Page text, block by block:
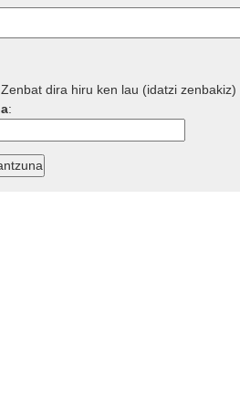
Zenbat dira hiru ken lau (idatzi zenbakiz)
: